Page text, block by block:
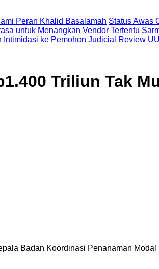
Peran Khalid Basalamah Status Awas
untuk Menangkan Vendor Tertentu
ke Pemohon Judicial Review UU
Triliun Tak
Badan Koordinasi Penanaman